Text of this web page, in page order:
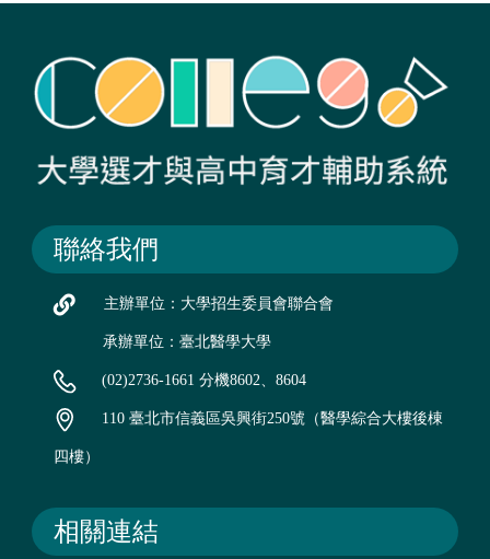
聯絡我們
主辦單位：大學招生委員會聯合會
承辦單位：臺北醫學大學
(02)2736-1661 分機8602、8604
110 臺北市信義區吳興街250號（醫學綜合大樓後棟
四樓）
相關連結